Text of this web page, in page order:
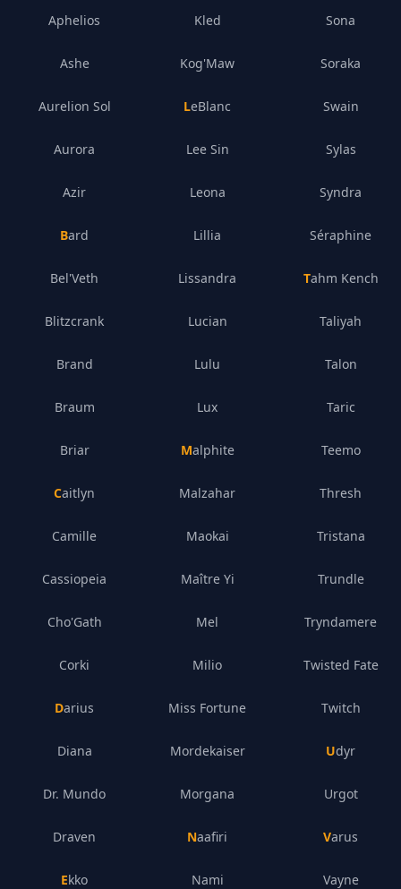
Aphelios
Ashe
Aurelion Sol
Aurora
Azir
Bard
Bel'Veth
Blitzcrank
Brand
Braum
Briar
Caitlyn
Camille
Cassiopeia
Cho'Gath
Corki
Darius
Diana
Dr. Mundo
Draven
Ekko
Kled
Kog'Maw
LeBlanc
Lee Sin
Leona
Lillia
Lissandra
Lucian
Lulu
Lux
Malphite
Malzahar
Maokai
Maître Yi
Mel
Milio
Miss Fortune
Mordekaiser
Morgana
Naafiri
Nami
Sona
Soraka
Swain
Sylas
Syndra
Séraphine
Tahm Kench
Taliyah
Talon
Taric
Teemo
Thresh
Tristana
Trundle
Tryndamere
Twisted Fate
Twitch
Udyr
Urgot
Varus
Vayne